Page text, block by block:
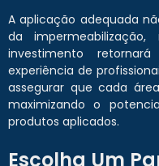
A aplicação adequada
da
investimento
experiência de
assegurar que cada
maximizando o
produtos aplicados.
Escolha Um